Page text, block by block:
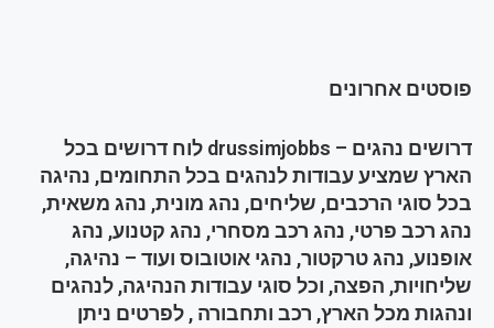
פוסטים אחרונים
דרושים נהגים – drussimjobbs לוח דרושים בכל
הארץ שמציע עבודות לנהגים בכל התחומים, נהיגה
בכל סוגי הרכבים, שליחים, נהג מונית, נהג משאית,
נהג רכב פרטי, נהג רכב מסחרי, נהג קטנוע, נהג
אופנוע, נהג טרקטור, נהגי אוטובוס ועוד – נהיגה,
שליחויות, הפצה, וכל סוגי עבודות הנהיגה, לנהגים
ונהגות מכל הארץ, רכב ותחבורה , לפרטים ניתן